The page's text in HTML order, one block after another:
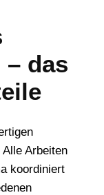
das
Arbeiten
koordiniert